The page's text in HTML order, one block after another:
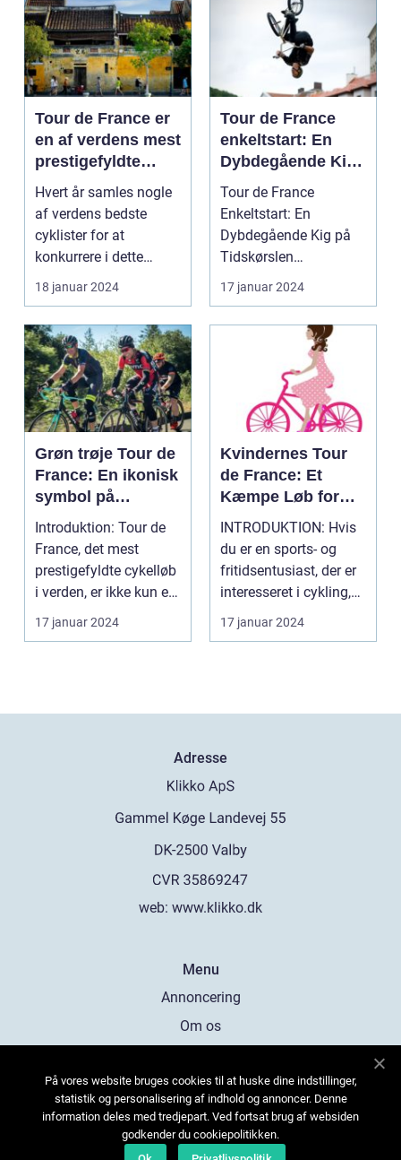
Tour de France er
en af verdens mest
prestigefyldte
cykelløb, der
tiltrækker sports-
og
fritidsentusiaster
Hvert år samles nogle
af verdens bedste
cyklister for at
konkurrere i dette
ikoniske løb, der
strækk...
18 januar 2024
Tour de France
enkeltstart: En
Dybdegående Kig
på Tidskørslen
Tour de France
Enkeltstart: En
Dybdegående Kig på
Tidskørslen
Introduktion til Tour de
France Enke...
17 januar 2024
Grøn trøje Tour de
France: En ikonisk
symbol på
sprinterens styrke
og hastighed
Introduktion: Tour de
France, det mest
prestigefyldte cykelløb
i verden, er ikke kun en
kamp mellem ...
17 januar 2024
Kvindernes Tour
de France: Et
Kæmpe Løb for
Ligestilling i
Cykelsporten
INTRODUKTION: Hvis
du er en sports- og
fritidsentusiast, der er
interesseret i cykling,
har du muli...
17 januar 2024
Adresse
web: www.klikko.dk
Menu
Annoncering
Om os
Kontakt os
Sitemap
På vores website bruges cookies til at huske dine indstillinger,
statistik og personalisering af indhold og annoncer. Denne
information deles med tredjepart. Ved fortsat brug af websiden
godkender du cookiepolitikken.